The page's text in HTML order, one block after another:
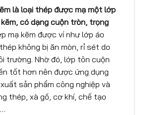
ẽm là loại thép được mạ một lớp
kẽm, có dạng cuộn tròn, trọng
mạ kẽm được ví như lớp áo
không bị ăn mòn, rỉ sét do
trường. Nhờ đó, lớp tôn cuộn
tốt hơn nên được ứng dụng
sản phẩm công nghiệp và
thép, xà gồ, cơ khí, chế tạo